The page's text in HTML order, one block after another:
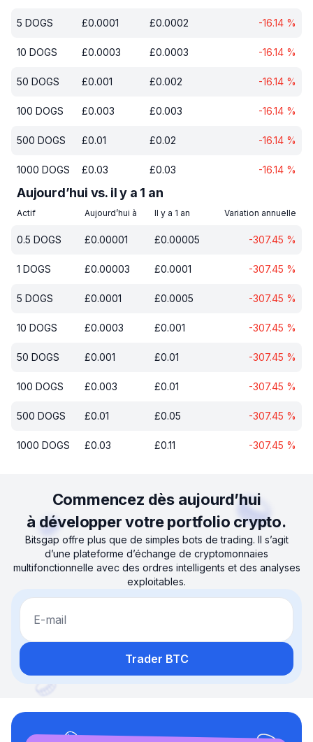
5 DOGS £0.0001 £0.0002 -16.14 %
10 DOGS £0.0003 £0.0003 -16.14 %
50 DOGS £0.001 £0.002 -16.14 %
100 DOGS £0.003 £0.003 -16.14 %
500 DOGS £0.01 £0.02 -16.14 %
1000 DOGS £0.03 £0.03 -16.14 %
Aujourd’hui vs. il y a 1 an
Actif Aujourd’hui à Il y a 1 an Variation annuelle
0.5 DOGS £0.00001 £0.00005 -307.45 %
1 DOGS £0.00003 £0.0001 -307.45 %
5 DOGS £0.0001 £0.0005 -307.45 %
10 DOGS £0.0003 £0.001 -307.45 %
50 DOGS £0.001 £0.01 -307.45 %
100 DOGS £0.003 £0.01 -307.45 %
500 DOGS £0.01 £0.05 -307.45 %
1000 DOGS £0.03 £0.11 -307.45 %
Commencez dès aujourd’hui
à développer votre portfolio crypto.
Bitsgap offre plus que de simples bots de trading. Il s’agit
d’une plateforme d’échange de cryptomonnaies
multifonctionnelle avec des ordres intelligents et des analyses
exploitables.
E-mail
Trader BTC